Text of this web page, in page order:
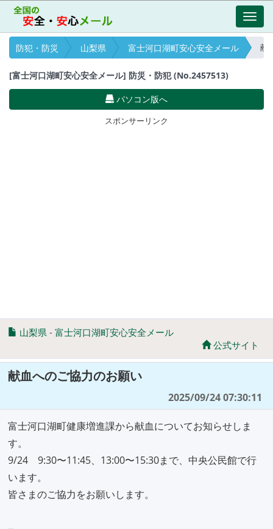
防犯・防災
山梨県 富士河口湖町安心安全メール 献
[富士河口湖町安心安全メール] 防災・防犯 (No.2457513)
パソコン版へ
スポンサーリンク
山梨県 - 富士河口湖町安心安全メール
公式サイト
献血へのご協力のお願い
2025/09/24 07:30:11
富士河口湖町健康増進課から献血についてお知らせしま
す。
9/24 9:30〜11:45、13:00〜15:30まで、中央公民館で行
います。
皆さまのご協力をお願いします。